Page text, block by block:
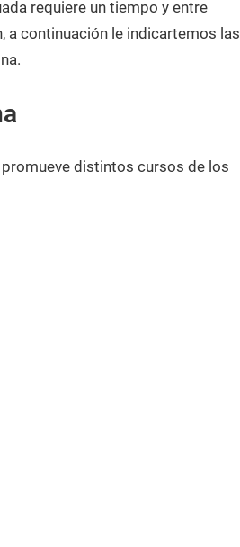
requiere un tiempo y entre
continuación le indicartemos las
distintos cursos de los